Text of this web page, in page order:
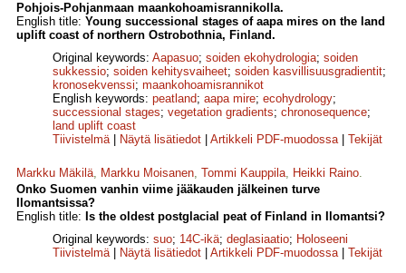
Pohjois-Pohjanmaan maankohoamisrannikolla.
English title: Young successional stages of aapa mires on the land
uplift coast of northern Ostrobothnia, Finland.
Original keywords: Aapasuo; soiden ekohydrologia; soiden
sukkessio; soiden kehitysvaiheet; soiden kasvillisuusgradientit;
kronosekvenssi; maankohoamisrannikot
English keywords: peatland; aapa mire; ecohydrology;
successional stages; vegetation gradients; chronosequence;
land uplift coast
Tiivistelmä| Näytä lisätiedot Artikkeli PDF-muodossa| Tekijät
Markku Mäkilä, Markku Moisanen, Tommi Kauppila, Heikki Raino.
Onko Suomen vanhin viime jääkauden jälkeinen turve
Ilomantsissa?
English title: Is the oldest postglacial peat of Finland in Ilomantsi?
Original keywords: suo; 14C-ikä; deglasiaatio; Holoseeni
Tiivistelmä| Näytä lisätiedot Artikkeli PDF-muodossa| Tekijät